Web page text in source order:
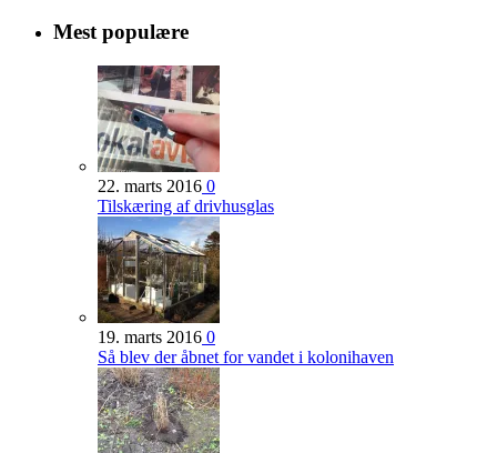
Mest populære
22. marts 2016 0
Tilskæring af drivhusglas
19. marts 2016 0
Så blev der åbnet for vandet i kolonihaven